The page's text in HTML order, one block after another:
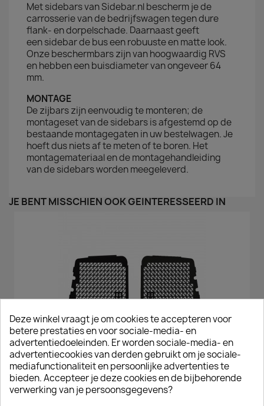
Met sidebars van Sidebar.nl bescherm je de
carrosserie van de bedrijfswagen tegen dure
flank- en dorpelschade. Daarnaast geeft
een sidebar de bus een robuuste en matte look.
Onze beschermbars zijn van hoogwaardig RVS
en hebben een buisdiameter van ongeveer 64
mm.
MONTAGE
De zijbars zijn eenvoudig te monteren; de
montageset van de sidebars is afgestemd op de
bestaande montagegaten in uw bestelwagen. Je
hoeft dus niets af te meten of te boren. Het
montagemateriaal en de montagehandleiding
van de sidebars worden meegeleverd.
JE BENT MISSCHIEN OOK GEÏNTERESSEERD IN
Raamroosters Renault Trafic Deuren Zwart 2001 T/m 2013
€ 145,20incl. btw
Deze winkel vraagt je om cookies te accepteren voor
betere prestaties en voor sociale-media- en
advertentiedoeleinden. Er worden sociale-media- en
advertentiecookies van derden gebruikt om je sociale-
mediafunctionaliteit en persoonlijke advertenties te
bieden. Accepteer je deze cookies en de bijbehorende
verwerking van je persoonsgegevens?